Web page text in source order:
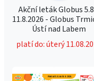
Akční leták Globus
11.8.2026 - Globus
Ústí nad Labem
platí do: úterý